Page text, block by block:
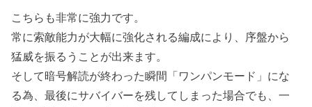
こちらも非常に強力です。
常に索敵能力が大幅に強化される編成により、序盤から
猛威を振るうことが出来ます。
そして暗号解読が終わった瞬間「ワンパンモード」にな
る為、最後にサバイバーを残してしまった場合でも、一